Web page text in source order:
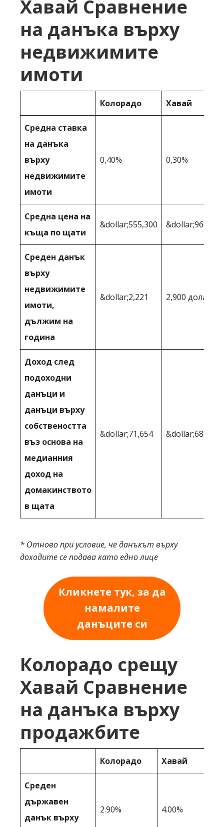
Хавай Сравнение
на данъка върху
недвижимите
имоти
Колорадо Хавай
Средна ставка
на данъка
върху
недвижимите
имоти
0,40% 0,30%
Средна цена на
къща по щати
&dollar;555,300 &dollar;966,572
Среден данък
върху
недвижимите
имоти,
дължим на
година
&dollar;2,221 2,900 долара
Доход след
подоходни
данъци и
данъци върху
собствеността
въз основа на
медианния
доход на
домакинството
в щата
&dollar;71,654 &dollar;68,834
* Отново при условие, че данъкът върху
доходите се подава като едно лице
Кликнете тук, за да
намалите
данъците си
Колорадо срещу
Хавай Сравнение
на данъка върху
продажбите
Колорадо Хавай
Среден
държавен
данък върху
2.90% 4.00%